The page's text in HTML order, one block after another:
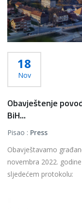
18
Nov
Obavještenje
BiH...
Pisao : Press
Obavještavamo
novembra 2022.
sljedećem protokolu: